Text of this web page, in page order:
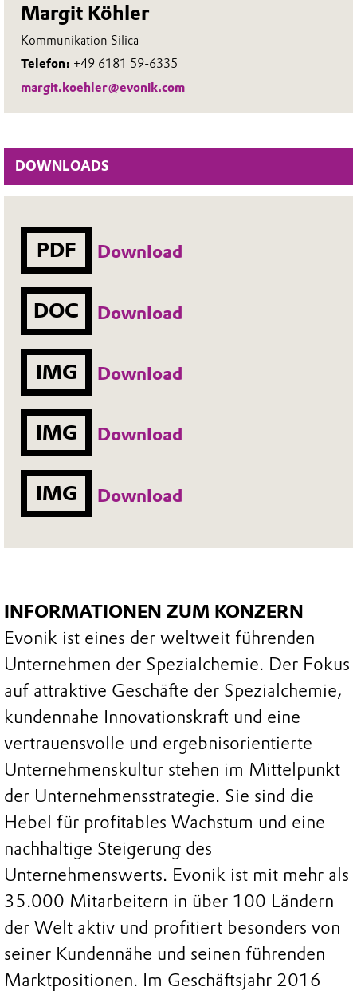
Margit Köhler
Kommunikation Silica
Telefon: +49 6181 59-6335
margit.koehler@evonik.com
DOWNLOADS
PDF Download
DOC Download
IMG Download
IMG Download
IMG Download
INFORMATIONEN ZUM KONZERN
Evonik ist eines der weltweit führenden
Unternehmen der Spezialchemie. Der Fokus
auf attraktive Geschäfte der Spezialchemie,
kundennahe Innovationskraft und eine
vertrauensvolle und ergebnisorientierte
Unternehmenskultur stehen im Mittelpunkt
der Unternehmensstrategie. Sie sind die
Hebel für profitables Wachstum und eine
nachhaltige Steigerung des
Unternehmenswerts. Evonik ist mit mehr als
35.000 Mitarbeitern in über 100 Ländern
der Welt aktiv und profitiert besonders von
seiner Kundennähe und seinen führenden
Marktpositionen. Im Geschäftsjahr 2016